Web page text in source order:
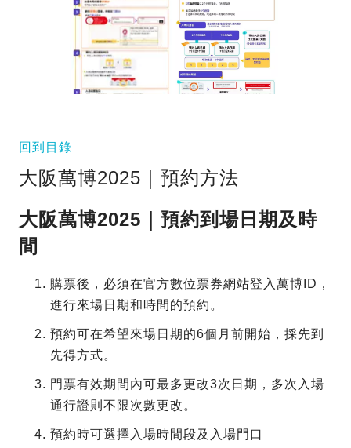
回到目錄
大阪萬博2025｜預約方法
大阪萬博2025｜預約到場日期及時
間
購票後，必須在官方數位票券網站登入萬博ID，
進行來場日期和時間的預約。
預約可在希望來場日期的6個月前開始，採先到
先得方式。
門票有效期間內可最多更改3次日期，多次入場
通行證則不限次數更改。
預約時可選擇入場時間段及入場門口